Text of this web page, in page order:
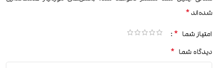
شده‌اند*
امتیاز شما *
دیدگاه شما *